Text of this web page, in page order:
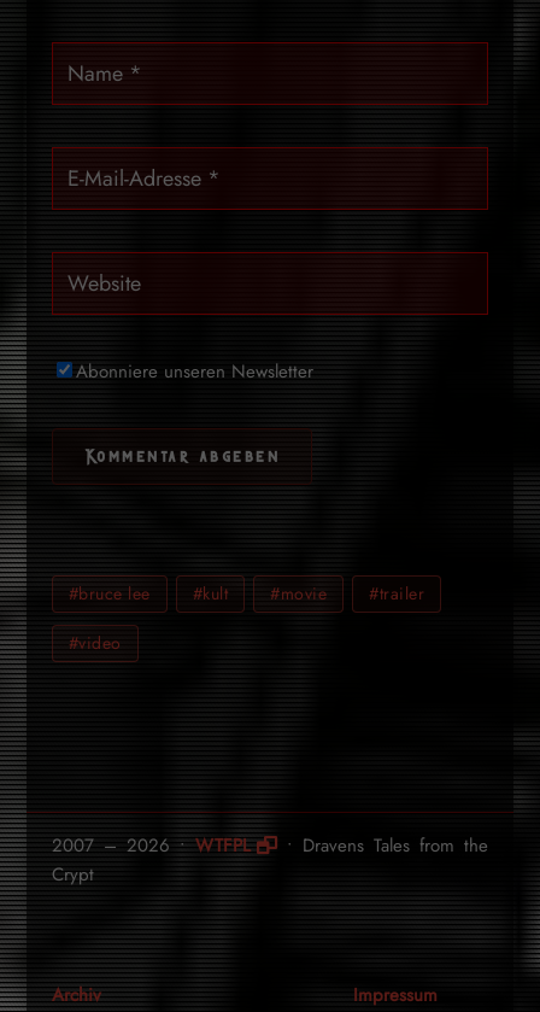
Abonniere unseren Newsletter
#bruce lee #kult #movie #trailer
#video
2007 – 2026 •WTFPL
• Dravens Tales from the
Crypt
Archiv
Impressum